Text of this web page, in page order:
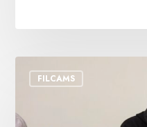
FILCAMS
Coop
3.0: